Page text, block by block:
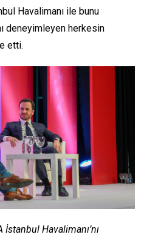
Havalimanı ile bunu
deneyimleyen herkesin
etti.
İstanbul Havalimanı’nı